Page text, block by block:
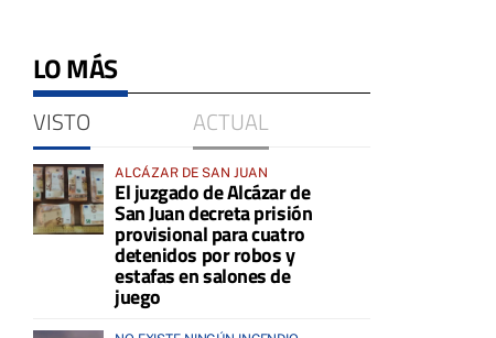
LO MÁS
VISTO ACTUAL
ALCÁZAR DE SAN JUAN
El juzgado de Alcázar de
San Juan decreta prisión
provisional para cuatro
detenidos por robos y
estafas en salones de
juego